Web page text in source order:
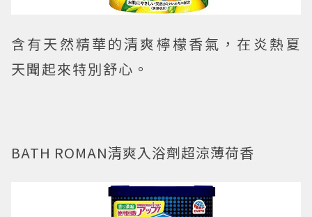
含有天然精華的清爽檸檬香氣，在炎熱夏
天聞起來特別舒心。
BATH ROMAN清爽入浴劑超涼薄荷香